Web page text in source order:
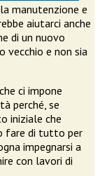
manutenzione e
aiutarci anche
di un nuovo
vecchio e non sia
ci impone
perché, se
iniziale che
fare di tutto per
impegnarsi a
con lavori di